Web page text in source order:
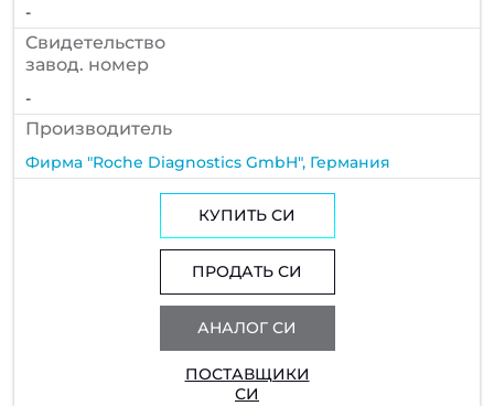
-
Cвидетельство
завод. номер
-
Производитель
Фирма "Roche Diagnostics GmbH", Германия
КУПИТЬ СИ
ПРОДАТЬ СИ
АНАЛОГ СИ
ПОСТАВЩИКИ
СИ